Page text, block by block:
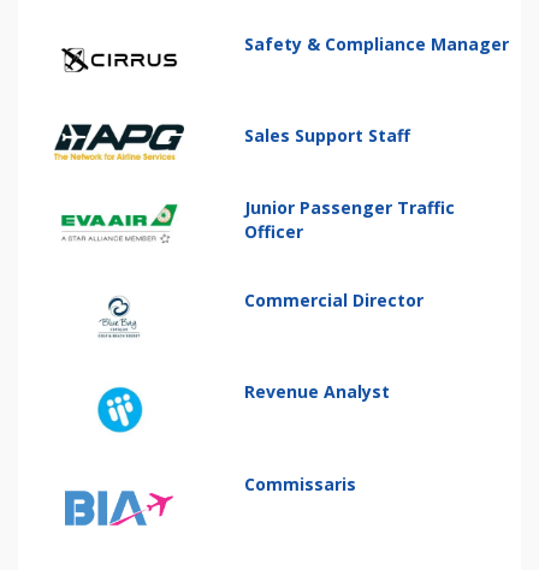
Safety & Compliance Manager
Sales Support Staff
Junior Passenger Traffic
Officer
Commercial Director
Revenue Analyst
Commissaris